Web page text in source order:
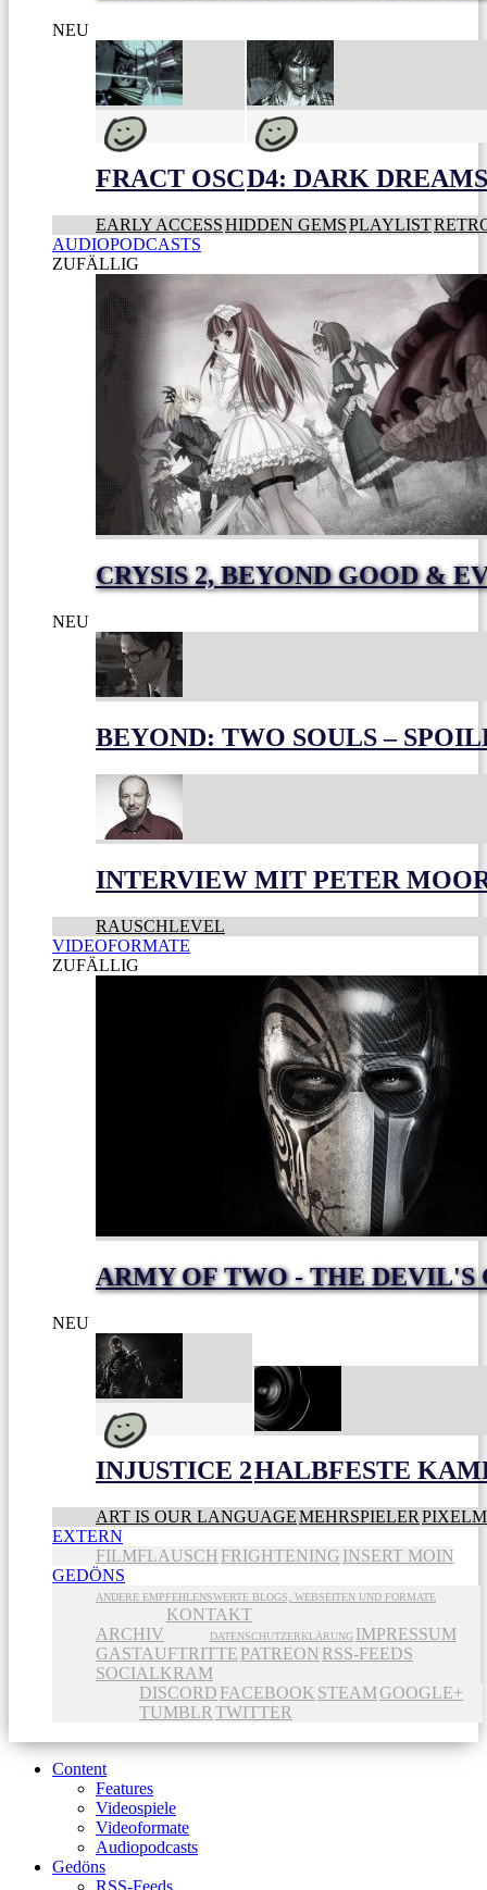
NEU
FRACT OSCD4: DARK
EARLY ACCESSHIDDEN GEMSPLAYLIST
AUDIOPODCASTS
ZUFÄLLIG
CRYSIS 2, BEYOND GOOD &
NEU
BEYOND: TWO SOULS –
INTERVIEW MIT PETER
RAUSCHLEVEL
VIDEOFORMATE
ZUFÄLLIG
ARMY OF TWO - THE DEVIL'S
NEU
INJUSTICE 2HALBFESTE
ART IS OUR LANGUAGEMEHRSPIELER
EXTERN
FILMFLAUSCH FRIGHTENING INSERT MOIN
GEDÖNS
ANDERE EMPFEHLENSWERTE BLOGS, WEBSEITEN UND FORMATE
ARCHIV
KONTAKT
DATENSCHUTZERKLÄRUNG IMPRESSUM
GASTAUFTRITTE PATREON RSS-FEEDS
SOCIALKRAM
DISCORD FACEBOOK STEAMGOOGLE+
TUMBLR TWITTER
Content
Features
Videospiele
Videoformate
Audiopodcasts
Gedöns